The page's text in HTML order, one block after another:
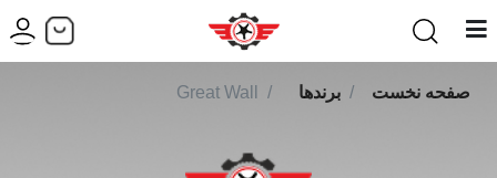
صفحه نخست برندها Great Wall